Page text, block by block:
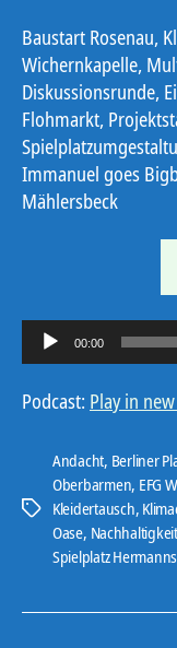
Baustart Rosenau,
Wichernkapelle,
Diskussionsrunde,
Flohmarkt,
Immanuel goes
Mählersbeck
u
d
P
00:00
Podcast: Play in
Schlagwörter
Andacht, Berliner
Oberbarmen, EFG
Kleidertausch,
Oase, Nachhaltigkeit
Spielplatz